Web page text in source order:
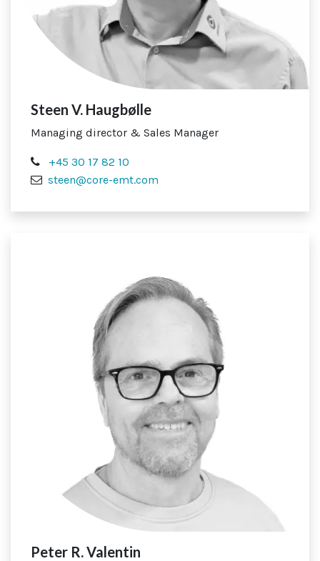
Steen V. Haugbølle
Managing director & Sales Manager
+45 30 17 82 10
steen@core-emt.com
Peter R. Valentin